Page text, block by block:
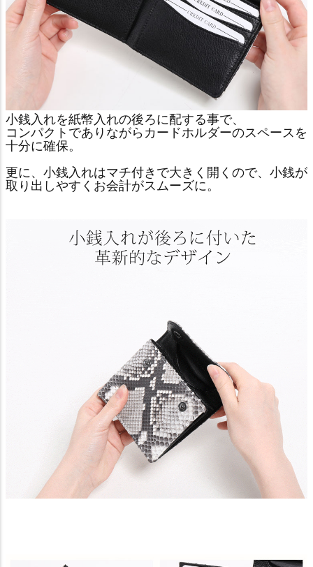
小銭入れを紙幣入れの後ろに配する事で、
コンパクトでありながらカードホルダーのスペースを
十分に確保。
更に、小銭入れはマチ付きで大きく開くので、小銭が
取り出しやすくお会計がスムーズに。